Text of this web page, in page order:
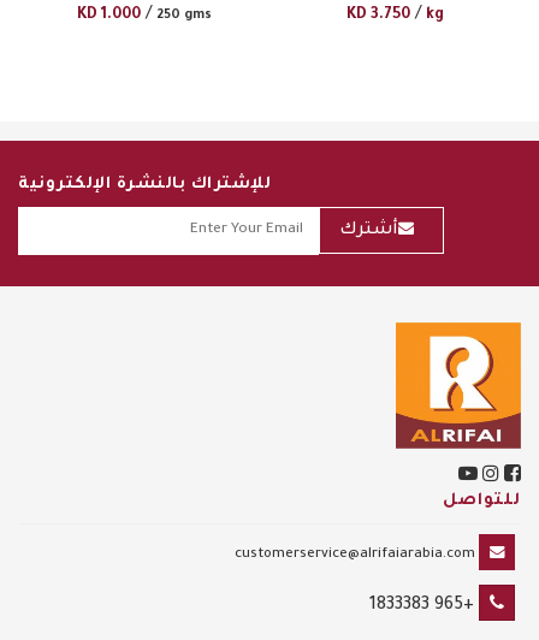
KD 1.000 / 250 gms KD 3.750 / kg
للإشتراك بالنشرة الإلكترونية
أشترك
للتواصل
customerservice@alrifaiarabia.com
+965 1833383